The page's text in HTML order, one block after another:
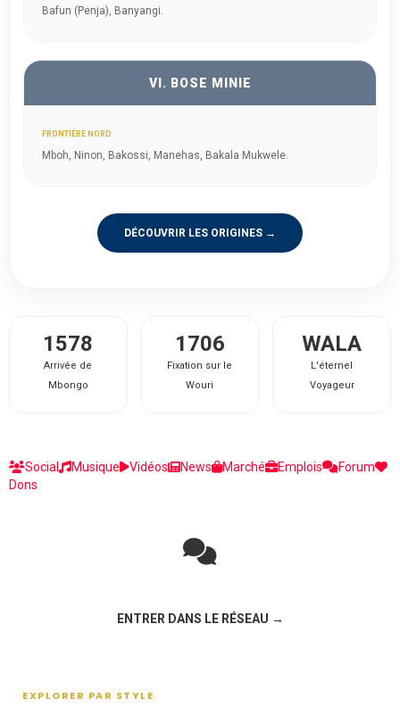
Bafun (Penja), Banyangi.
VI. BOSE MINIE
FRONTIÈRE NORD
Mboh, Ninon, Bakossi, Manehas, Bakala Mukwele.
DÉCOUVRIR LES ORIGINES →
1578
Arrivée de
Mbongo
1706
Fixation sur le
Wouri
WALA
L'éternel
Voyageur
Social Musique Vidéos News Marché Emplois
Forum
Dons
ENTRER DANS LE RÉSEAU →
EXPLORER PAR STYLE